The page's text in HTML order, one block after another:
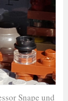
Snape und